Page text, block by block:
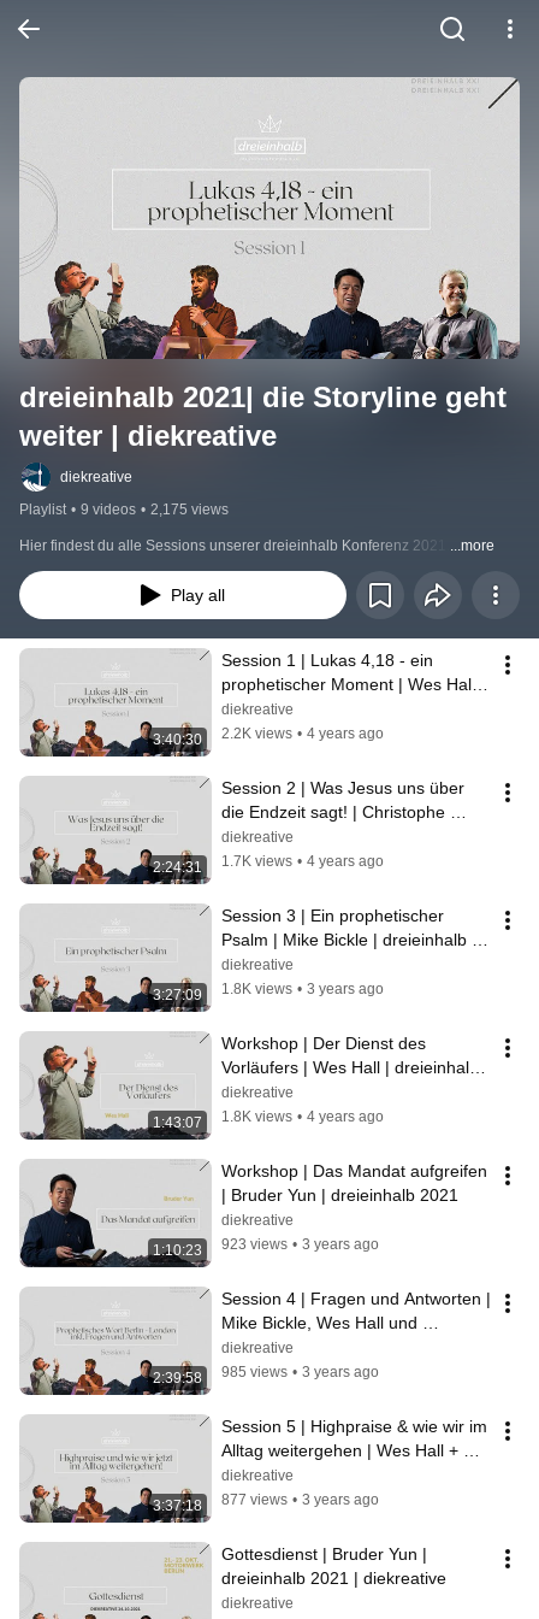
dreieinhalb 2021| die Storyline geht
weiter | diekreative
diekreative
Playlist • 9 videos • 2,175 views
Hier findest du alle Sessions unserer dreieinhalb Konferenz 2021. ...more
Play all
3:40:30
Session 1 | Lukas 4,18 - ein
prophetischer Moment | Wes Hall |
dreieinhalb 2021
diekreative
2.2K views • 4 years ago
2:24:31
Session 2 | Was Jesus uns über
die Endzeit sagt! | Christophe
Domes | dreieinhalb 2021
diekreative
1.7K views • 4 years ago
3:27:09
Session 3 | Ein prophetischer
Psalm | Mike Bickle | dreieinhalb
2021
diekreative
1.8K views • 3 years ago
1:43:07
Workshop | Der Dienst des
Vorläufers | Wes Hall | dreieinhalb
2021
diekreative
1.8K views • 4 years ago
1:10:23
Workshop | Das Mandat aufgreifen
| Bruder Yun | dreieinhalb 2021
diekreative
923 views • 3 years ago
2:39:58
Session 4 | Fragen und Antworten |
Mike Bickle, Wes Hall und
Christophe Domes | dreieinhalb
2021
diekreative
985 views • 3 years ago
3:37:18
Session 5 | Highpraise & wie wir im
Alltag weitergehen | Wes Hall +
Christophe D. | dreieinhalb 2021
diekreative
877 views • 3 years ago
Gottesdienst | Bruder Yun |
dreieinhalb 2021 | diekreative
diekreative